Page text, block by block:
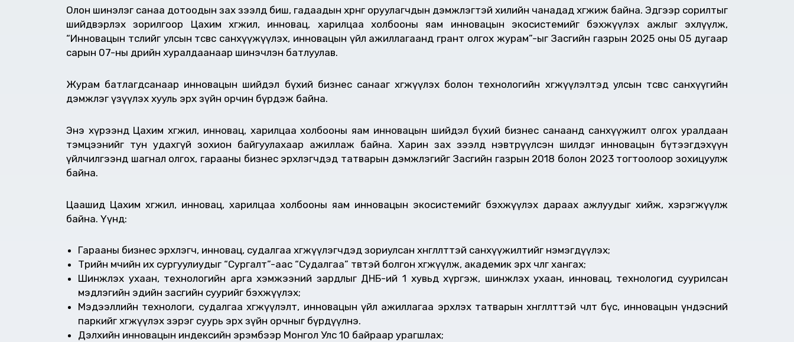
Олон шинэлэг санаа дотоодын зах зээлд биш, гадаадын хөрөнгө оруулагчдын дэмжлэгтэй хилийн чанадад хөгжиж байна. Эдгээр сорилтыг
шийдвэрлэх зорилгоор Цахим хөгжил, инновац, харилцаа холбооны яам инновацын экосистемийг бэхжүүлэх ажлыг эхлүүлж,
“Инновацын төслийг улсын төсвөөс санхүүжүүлэх, инновацын үйл ажиллагаанд грант олгох журам”-ыг Засгийн газрын 2025 оны 05 дугаар
сарын 07-ны өдрийн хуралдаанаар шинэчлэн батлуулав.
Журам батлагдсанаар инновацын шийдэл бүхий бизнес санааг хөгжүүлэх болон технологийн хөгжүүлэлтэд улсын төсвөөс санхүүгийн
дэмжлэг үзүүлэх хууль эрх зүйн орчин бүрдэж байна.
Энэ хүрээнд Цахим хөгжил, инновац, харилцаа холбооны яам инновацын шийдэл бүхий бизнес санаанд санхүүжилт олгох уралдаан
тэмцээнийг тун удахгүй зохион байгуулахаар ажиллаж байна. Харин зах зээлд нэвтрүүлсэн шилдэг инновацын бүтээгдэхүүн
үйлчилгээнд шагнал олгох, гарааны бизнес эрхлэгчдэд татварын дэмжлэгийг Засгийн газрын 2018 болон 2023 тогтоолоор зохицуулж
байна.
Цаашид Цахим хөгжил, инновац, харилцаа холбооны яам инновацын экосистемийг бэхжүүлэх дараах ажлуудыг хийж, хэрэгжүүлж
байна. Үүнд:
Гарааны бизнес эрхлэгч, инновац, судалгаа хөгжүүлэгчдэд зориулсан хөнгөлөлттэй санхүүжилтийг нэмэгдүүлэх;
Төрийн өмчийн их сургуулиудыг “Сургалт”-аас “Судалгаа” төвтэй болгон хөгжүүлж, академик эрх чөлөөг хангах;
Шинжлэх ухаан, технологийн арга хэмжээний зардлыг ДНБ-ий 1 хувьд хүргэж, шинжлэх ухаан, инновац, технологид суурилсан
мэдлэгийн эдийн засгийн суурийг бэхжүүлэх;
Мэдээллийн технологи, судалгаа хөгжүүлэлт, инновацын үйл ажиллагаа эрхлэх татварын хөнгөлөлттэй чөлөөт бүс, инновацын үндэсний
паркийг хөгжүүлэх зэрэг суурь эрх зүйн орчныг бүрдүүлнэ.
Дэлхийн инновацын индексийн эрэмбээр Монгол Улс 10 байраар урагшлах;